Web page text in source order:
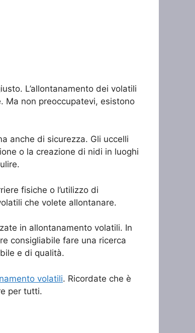
L’allontanamento dei volatili
Ma non preoccupatevi, esistono
anche di sicurezza. Gli uccelli
o la creazione di nidi in luoghi
fisiche o l’utilizzo di
che volete allontanare.
in allontanamento volatili. In
consigliabile fare una ricerca
e di qualità.
volatili. Ricordate che è
per tutti.